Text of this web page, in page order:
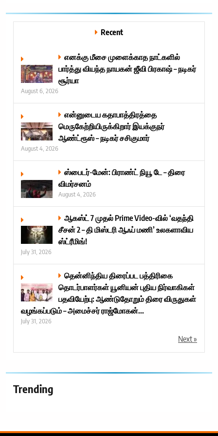
Recent
எனக்கு மீசை முளைக்காத நாட்களில்
பார்த்து வியந்த நாயகன் ஜீவி பிரகாஷ் – நடிகர்
சூர்யா
August 6, 2026
என்னுடைய கதாபாத்திரத்தை
மெருகேற்றியிருக்கிறார் இயக்குநர்
ஆண்ட்ரூஸ் – நடிகர் சசிகுமார்
August 4, 2026
ஸ்பைடர்-மேன்: பிராண்ட் நியூ டே – திரை
விமர்சனம்
August 4, 2026
ஆகஸ்ட் 7 முதல் Prime Video-வில் ‘வதந்தி
சீசன் 2 – தி மிஸ்டரி ஆஃப் மணி’ உலகளாவிய
ஸ்ட்ரீமிங்!
July 31, 2026
தென்னிந்திய திரைப்பட பத்திரிகை
தொடர்பாளர்கள் யூனியன் புதிய நிர்வாகிகள்
பதவியேற்பு: ஆண்டுதோறும் திரை விருதுகள்
வழங்கப்படும் – அமைச்சர் ராஜ்மோகன்...
July 31, 2026
Next »
Trending